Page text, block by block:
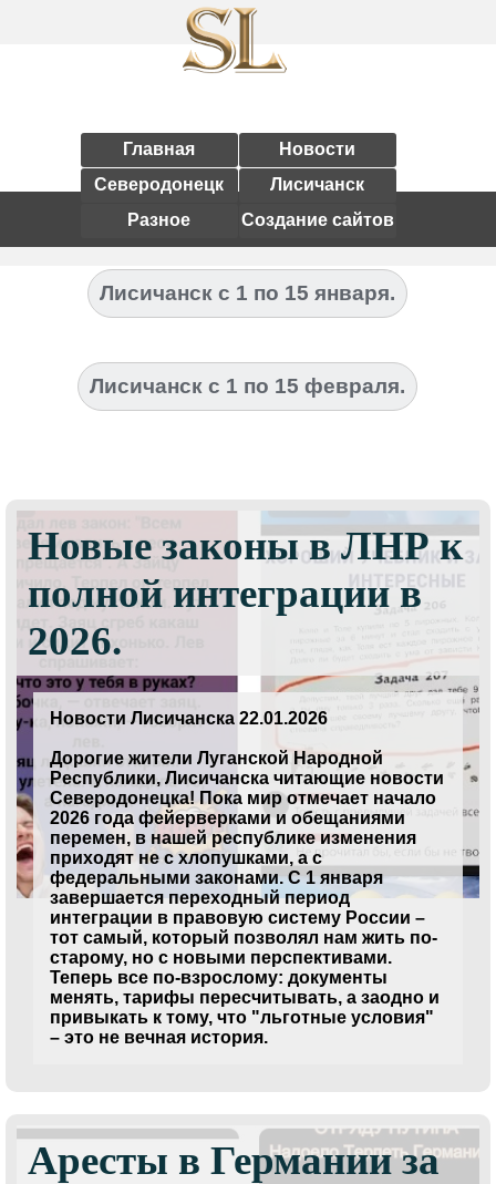
Главная
Новости
Северодонецк
Лисичанск
Разное
Создание сайтов
Лисичанск с 1 по 15 января.
Лисичанск с 1 по 15 февраля.
Новые законы в ЛНР к
полной интеграции в
2026.
Новости Лисичанска 22.01.2026
Дорогие жители Луганской Народной
Республики, Лисичанска читающие новости
Северодонецка! Пока мир отмечает начало
2026 года фейерверками и обещаниями
перемен, в нашей республике изменения
приходят не с хлопушками, а с
федеральными законами. С 1 января
завершается переходный период
интеграции в правовую систему России –
тот самый, который позволял нам жить по-
старому, но с новыми перспективами.
Теперь все по-взрослому: документы
менять, тарифы пересчитывать, а заодно и
привыкать к тому, что "льготные условия"
– это не вечная история.
Аресты в Германии за